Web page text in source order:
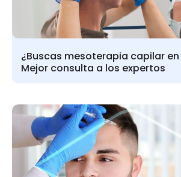
¿Buscas mesoterapia capilar
Mejor consulta a los expertos